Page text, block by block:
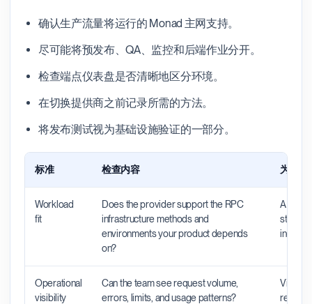
确认生产流量将运行的 Monad 主网支持。
尽可能将预发布、QA、监控和后端作业分开。
检查端点仪表盘是否清晰地区分环境。
在切换提供商之前记录所需的方法。
将发布测试视为基础设施验证的一部分。
标准 检查内容 为什么
Workload
fit
Does the provider support the RPC
infrastructure methods and
environments your product depends
on?
A
still be
Operational
visibility
Can the team see request volume,
errors, limits, and usage patterns?